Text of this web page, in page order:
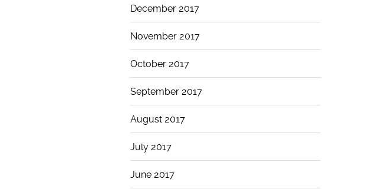
December 2017
November 2017
October 2017
September 2017
August 2017
July 2017
June 2017